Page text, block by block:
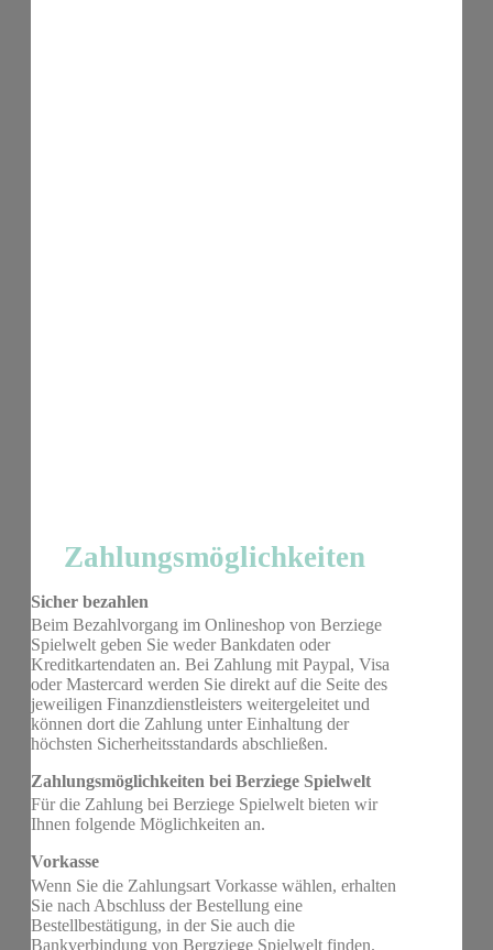
Zahlungsmöglichkeiten
Sicher bezahlen
Beim Bezahlvorgang im Onlineshop von Berziege
Spielwelt geben Sie weder Bankdaten oder
Kreditkartendaten an. Bei Zahlung mit Paypal, Visa
oder Mastercard werden Sie direkt auf die Seite des
jeweiligen Finanzdienstleisters weitergeleitet und
können dort die Zahlung unter Einhaltung der
höchsten Sicherheitsstandards abschließen.
Zahlungsmöglichkeiten bei Berziege Spielwelt
Für die Zahlung bei Berziege Spielwelt bieten wir
Ihnen folgende Möglichkeiten an.
Vorkasse
Wenn Sie die Zahlungsart Vorkasse wählen, erhalten
Sie nach Abschluss der Bestellung eine
Bestellbestätigung, in der Sie auch die
Bankverbindung von Bergziege Spielwelt finden.